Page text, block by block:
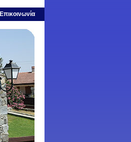
Επικοινωνία